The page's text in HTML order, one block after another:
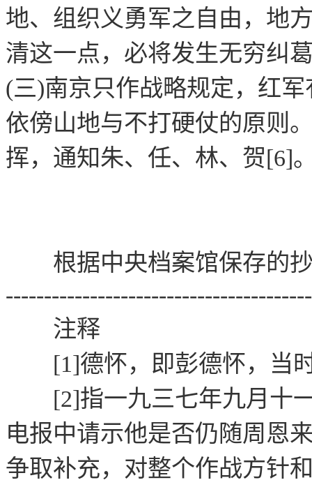
地、组织义勇军之自由，地
清这一点，必将发生无穷纠
(三)南京只作战略规定，红
依傍山地与不打硬仗的原则
挥，通知朱、任、林、贺[6]
根据中央档案馆保存
注释
[1]德怀，即彭德怀，当
[2]指一九三七年九月十一
电报中请示他是否仍随周恩
争取补充，对整个作战方针